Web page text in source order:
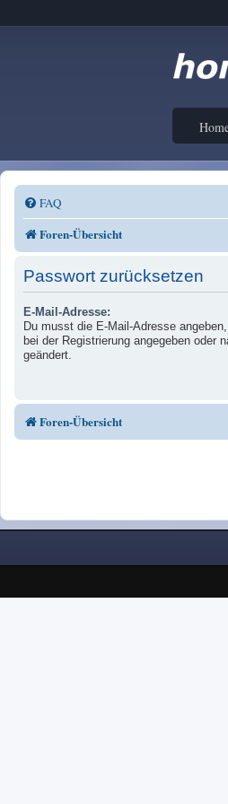
FAQ
Foren-Übersicht
Passwort zurücksetzen
E-Mail-Adresse:
Du musst die E-Mail-Adresse
bei der Registrierung angegeben oder
geändert.
Foren-Übersicht